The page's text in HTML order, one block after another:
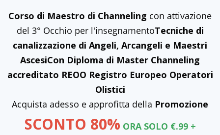
Corso di Maestro di Channeling con attivazione
del 3° Occhio per l'insegnamentoTecniche di
canalizzazione di Angeli, Arcangeli e Maestri
AscesiCon Diploma di Master Channeling
accreditato REOO Registro Europeo Operatori
Olistici
Acquista adesso e approfitta della Promozione
SCONTO 80% ORA SOLO €.99 +